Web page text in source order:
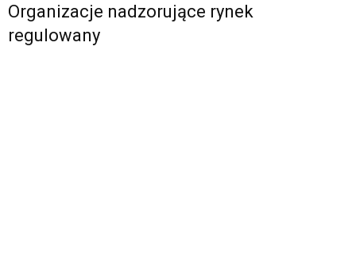
Organizacje nadzorujące rynek
regulowany